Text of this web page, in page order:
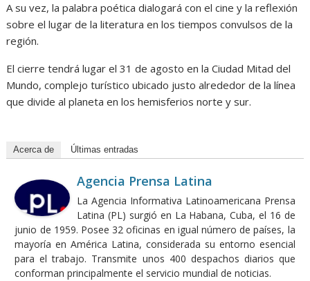
A su vez, la palabra poética dialogará con el cine y la reflexión
sobre el lugar de la literatura en los tiempos convulsos de la
región.
El cierre tendrá lugar el 31 de agosto en la Ciudad Mitad del
Mundo, complejo turístico ubicado justo alrededor de la línea
que divide al planeta en los hemisferios norte y sur.
Acerca de Últimas entradas
Agencia Prensa Latina
La Agencia Informativa Latinoamericana Prensa
Latina (PL) surgió en La Habana, Cuba, el 16 de
junio de 1959. Posee 32 oficinas en igual número de países, la
mayoría en América Latina, considerada su entorno esencial
para el trabajo. Transmite unos 400 despachos diarios que
conforman principalmente el servicio mundial de noticias.